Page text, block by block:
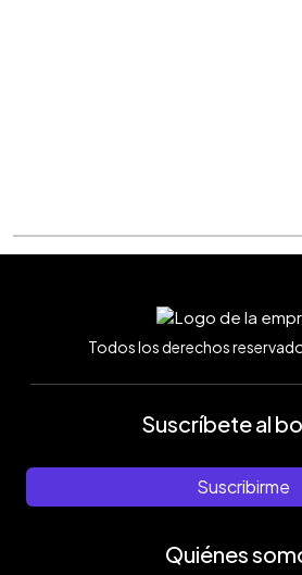
Todos los derechos
Suscríbete al
Suscribirme
Quiénes